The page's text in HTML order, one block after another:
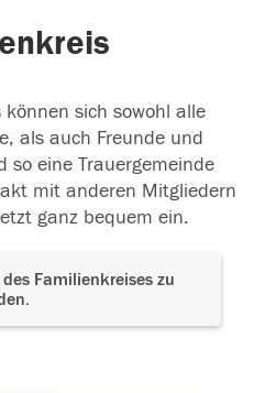
sich sowohl alle
als auch Freunde und
so eine Trauergemeinde
mit anderen Mitgliedern
ganz bequem ein.
Familienkreises zu